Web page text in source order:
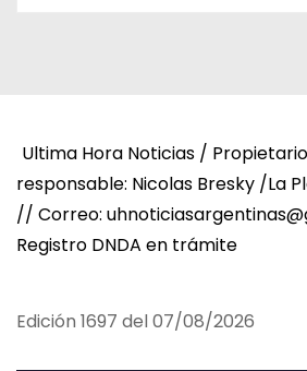
Ultima Hora Noticias /
responsable: Nicolas Bresky /La
// Correo:
Registro DNDA en trámite
Edición 1697 del 07/08/2026